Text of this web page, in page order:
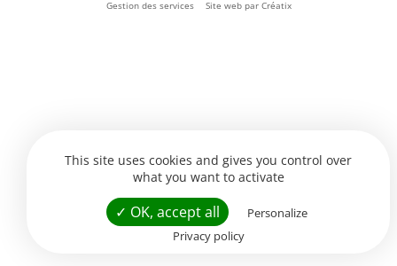
Gestion des services
Site web par Créatix
This site uses cookies and gives you control over
what you want to activate
✓ OK, accept all
Personalize
Privacy policy